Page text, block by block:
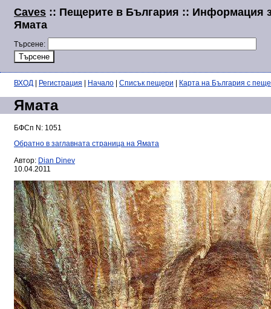
Caves :: Пещерите в България :: Информация
Ямата
Търсене:
ВХОД Регистрация Начало Списък пещери Карта на България с
Ямата
БФСп N: 1051
Обратно в заглавната страница на Ямата
Автор: Dian Dinev
10.04.2011